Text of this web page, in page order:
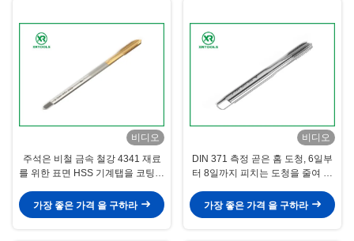
비디오
주석은 비철 금속 철강 4341 재료
를 위한 표면 HSS 기계탭을 코팅했
가장 좋은 가격 을 구하라
비디오
DIN 371 측정 곧은 홈 도청, 6일부
터 8일까지 피치는 도청을 줄여 빠
가장 좋은 가격 을 구하라